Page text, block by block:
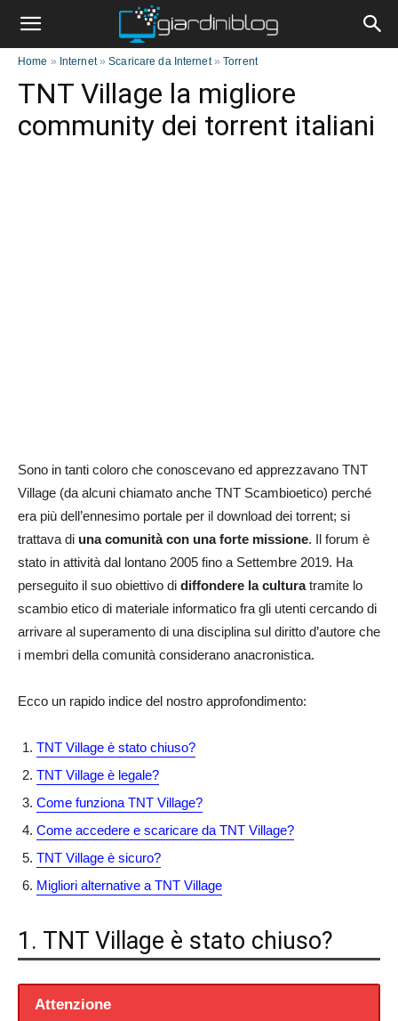
Home » Internet»Scaricare da Internet»Torrent
TNT Village la migliore
community dei torrent italiani
Sono in tanti coloro che conoscevano ed apprezzavano TNT
Village (da alcuni chiamato anche TNT Scambioetico) perché
era più dell’ennesimo portale per il download dei torrent; si
trattava di una comunità con una forte missione. Il forum è
stato in attività dal lontano 2005 fino a Settembre 2019. Ha
perseguito il suo obiettivo di diffondere la culturatramite lo
scambio etico di materiale informatico fra gli utenti cercando di
arrivare al superamento di una disciplina sul diritto d’autore che
i membri della comunità considerano anacronistica.
Ecco un rapido indice del nostro approfondimento:
TNT Village è stato chiuso?
TNT Village è legale?
Come funziona TNT Village?
Come accedere e scaricare da TNT Village?
TNT Village è sicuro?
Migliori alternative a TNT Village
1. TNT Village è stato chiuso?
Attenzione